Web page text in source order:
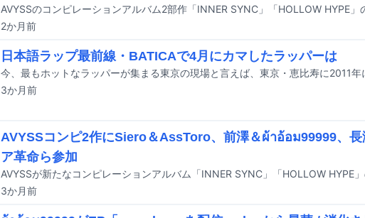
AVYSSのコンピレーションアルバム2部作「INNER SYNC」「HOLLOW HYPE」
2か月前
日本語ラップ最前線・BATICAで4月にカマしたラッパーは
3か月前
AVYSSコンピ2作にSiero＆AssToro、前澤＆ผ้าอ้อม99999、長
ア革命ら参加
3か月前